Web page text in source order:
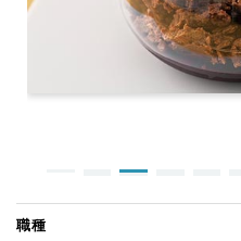
職種